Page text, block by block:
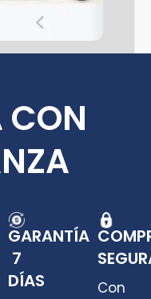
CON
GARANTÍA
7
DÍAS
Con